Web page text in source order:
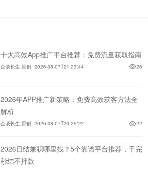
十大高效App推广平台推荐：免费流量获取指南
企谈长生 原创 2026-08-07T21:23:44 26
2026年APP推广新策略：免费高效获客方法全
解析
企谈长生 原创 2026-08-07T20:25:22 22
2026日结兼职哪里找？5个靠谱平台推荐，干完
秒结不押款